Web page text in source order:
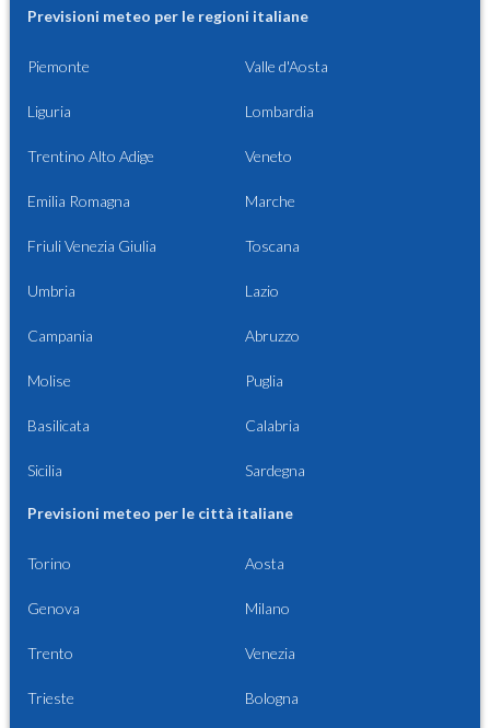
Previsioni meteo per le regioni italiane
Piemonte Valle d'Aosta
Liguria Lombardia
Trentino Alto Adige Veneto
Emilia Romagna Marche
Friuli Venezia Giulia Toscana
Umbria Lazio
Campania Abruzzo
Molise Puglia
Basilicata Calabria
Sicilia Sardegna
Previsioni meteo per le città italiane
Torino Aosta
Genova Milano
Trento Venezia
Trieste Bologna